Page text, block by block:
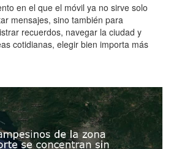
en el que el móvil ya no sirve solo
mensajes, sino también para
recuerdos, navegar la ciudad y
cotidianas, elegir bien importa más